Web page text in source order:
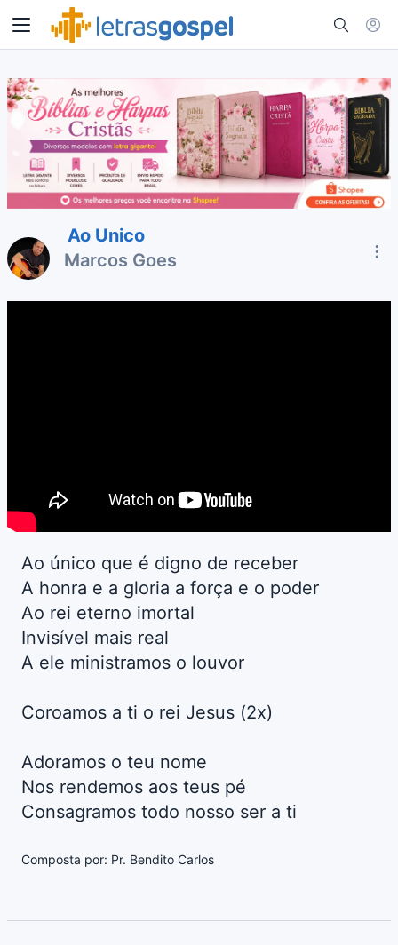
Ao Unico
Marcos Goes
Ao único que é digno de receber
A honra e a gloria a força e o poder
Ao rei eterno imortal
Invisível mais real
A ele ministramos o louvor
Coroamos a ti o rei Jesus (2x)
Adoramos o teu nome
Nos rendemos aos teus pé
Consagramos todo nosso ser a ti
Composta por: Pr. Bendito Carlos